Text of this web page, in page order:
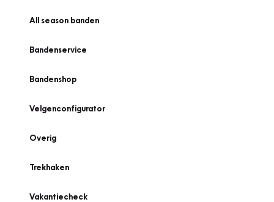
All season banden
Bandenservice
Bandenshop
Velgenconfigurator
Overig
Trekhaken
Vakantiecheck